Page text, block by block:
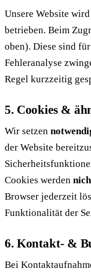
Unsere Website
betrieben. Beim
oben). Diese sind
Fehleranalyse
Regel kurzzeitig
5. Cookies &
Wir setzen
der Website
Cookies werden
Browser jederzeit
Funktionalität der
6. Kontakt- &
Bei